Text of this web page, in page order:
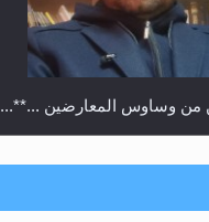
من وساوس المعارضين ...**...